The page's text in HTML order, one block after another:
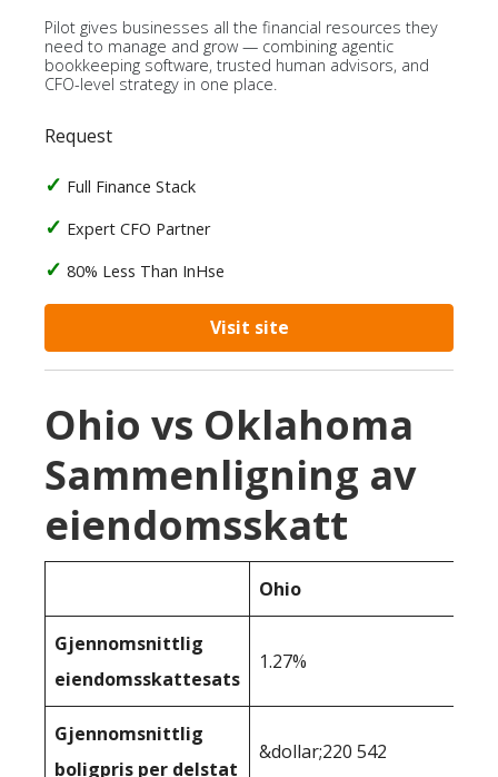
Pilot gives businesses all the financial resources they
need to manage and grow — combining agentic
bookkeeping software, trusted human advisors, and
CFO-level strategy in one place.
Request
Full Finance Stack
Expert CFO Partner
80% Less Than InHse
Visit site
Ohio vs Oklahoma
Sammenligning av
eiendomsskatt
Ohio
Gjennomsnittlig
eiendomsskattesats
1.27%
Gjennomsnittlig
boligpris per delstat
&dollar;220 542